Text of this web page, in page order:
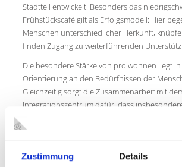
Zustimmung Details
Stadtteil entwickelt. Besonders das
Frühstückscafé gilt als Erfolgsmodell: Hier
Menschen unterschiedlicher Herkunft,
finden Zugang zu weiterführenden
Die besondere Stärke von pro wohnen liegt
Orientierung an den Bedürfnissen der
Gleichzeitig sorgt die Zusammenarbeit mit
Integrationszentrum dafür, dass
mit Einwanderungsgeschichte gezielt
werden. Mit kultursensiblen, alltagsnahen
der Träger ältere Menschen, die von
nicht angesprochen werden. Neben